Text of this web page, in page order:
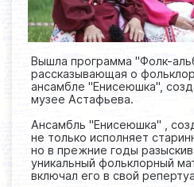
Вышла программа "Фолк-
рассказывающая о
ансамбле "Енисеюшка",
музее Астафьева.
Ансамбль "Енисеюшка" ,
не только исполняет
но в прежние годы
уникальный фольклорный
включал его в свой